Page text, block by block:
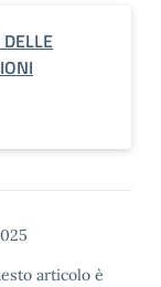
articolo è